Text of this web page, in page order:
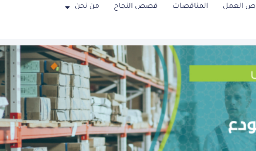
العمل المناقصات قصص النجاح من نحن